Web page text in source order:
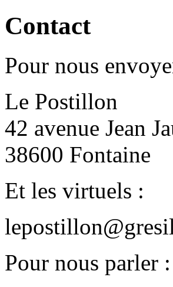
Contact
Pour nous
Le Postillon
42 avenue Jean
38600 Fontaine
Et les virtuels :
Pour nous parler